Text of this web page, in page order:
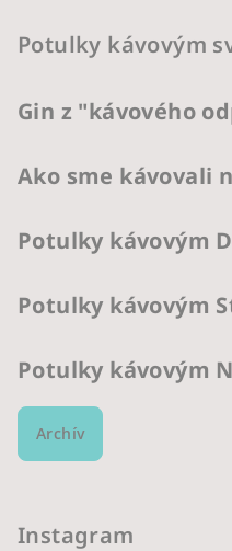
Potulky kávovým
Gin z "kávového
Ako sme kávovali
Potulky kávovým
Potulky kávovým
Potulky kávovým
Archív
Instagram